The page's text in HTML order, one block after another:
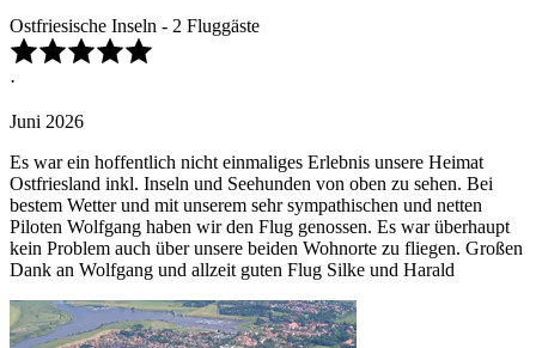
Ostfriesische Inseln - 2 Fluggäste
·
Juni 2026
Es war ein hoffentlich nicht einmaliges Erlebnis unsere Heimat
Ostfriesland inkl. Inseln und Seehunden von oben zu sehen. Bei
bestem Wetter und mit unserem sehr sympathischen und netten
Piloten Wolfgang haben wir den Flug genossen. Es war überhaupt
kein Problem auch über unsere beiden Wohnorte zu fliegen. Großen
Dank an Wolfgang und allzeit guten Flug Silke und Harald